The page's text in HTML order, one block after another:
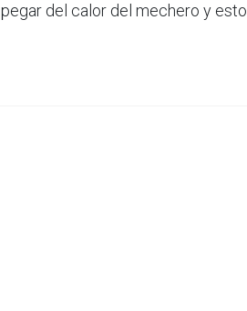
del calor del mechero y esto